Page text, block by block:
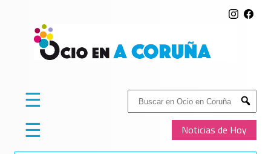
Buscar:
Submit
Noticias de Hoy
☰
☰